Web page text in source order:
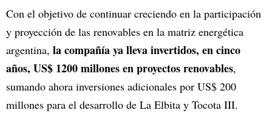
Con el objetivo de continuar creciendo en la participación
y proyección de las renovables en la matriz energética
argentina, la compañía ya lleva invertidos, en cinco
años, US$ 1200 millones en proyectos renovables,
sumando ahora inversiones adicionales por US$ 200
millones para el desarrollo de La Elbita y Tocota III.